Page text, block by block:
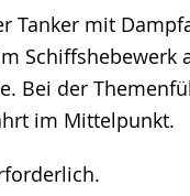
Tanker mit
Schiffshebewerk
Bei der
im Mittelpunkt.